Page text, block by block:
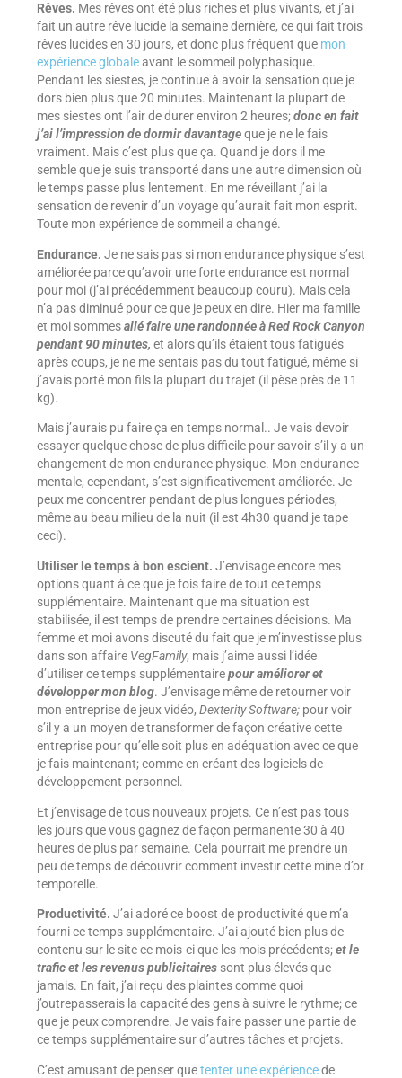
Rêves. Mes rêves ont été plus riches et plus vivants, et j’ai
fait un autre rêve lucide la semaine dernière, ce qui fait trois
rêves lucides en 30 jours, et donc plus fréquent que mon
expérience globaleavant le sommeil polyphasique.
Pendant les siestes, je continue à avoir la sensation que je
dors bien plus que 20 minutes. Maintenant la plupart de
mes siestes ont l’air de durer environ 2 heures;donc en fait
j’ai l’impression de dormir davantageque je ne le fais
vraiment. Mais c’est plus que ça. Quand je dors il me
semble que je suis transporté dans une autre dimension où
le temps passe plus lentement. En me réveillant j’ai la
sensation de revenir d’un voyage qu’aurait fait mon esprit.
Toute mon expérience de sommeil a changé.
Endurance. Je ne sais pas si mon endurance physique s’est
améliorée parce qu’avoir une forte endurance est normal
pour moi (j’ai précédemment beaucoup couru). Mais cela
n’a pas diminué pour ce que je peux en dire. Hier ma famille
et moi sommesallé faire une randonnée à Red Rock Canyon
pendant 90 minutes, et alors qu’ils étaient tous fatigués
après coups, je ne me sentais pas du tout fatigué, même si
j’avais porté mon fils la plupart du trajet (il pèse près de 11
kg).
Mais j’aurais pu faire ça en temps normal.. Je vais devoir
essayer quelque chose de plus difficile pour savoir s’il y a un
changement de mon endurance physique. Mon endurance
mentale, cependant, s’est significativement améliorée. Je
peux me concentrer pendant de plus longues périodes,
même au beau milieu de la nuit (il est 4h30 quand je tape
ceci).
Utiliser le temps à bon escient. J’envisage encore mes
options quant à ce que je fois faire de tout ce temps
supplémentaire. Maintenant que ma situation est
stabilisée, il est temps de prendre certaines décisions. Ma
femme et moi avons discuté du fait que je m’investisse plus
dans son affaire VegFamily, mais j’aime aussi l’idée
d’utiliser ce temps supplémentairepour améliorer et
développer mon blog. J’envisage même de retourner voir
mon entreprise de jeux vidéo, Dexterity Software;pour voir
s’il y a un moyen de transformer de façon créative cette
entreprise pour qu’elle soit plus en adéquation avec ce que
je fais maintenant; comme en créant des logiciels de
développement personnel.
Et j’envisage de tous nouveaux projets. Ce n’est pas tous
les jours que vous gagnez de façon permanente 30 à 40
heures de plus par semaine. Cela pourrait me prendre un
peu de temps de découvrir comment investir cette mine d’or
temporelle.
Productivité. J’ai adoré ce boost de productivité que m’a
fourni ce temps supplémentaire. J’ai ajouté bien plus de
contenu sur le site ce mois-ci que les mois précédents;et le
trafic et les revenus publicitairessont plus élevés que
jamais. En fait, j’ai reçu des plaintes comme quoi
j’outrepasserais la capacité des gens à suivre le rythme; ce
que je peux comprendre. Je vais faire passer une partie de
ce temps supplémentaire sur d’autres tâches et projets.
C’est amusant de penser quetenter une expériencede